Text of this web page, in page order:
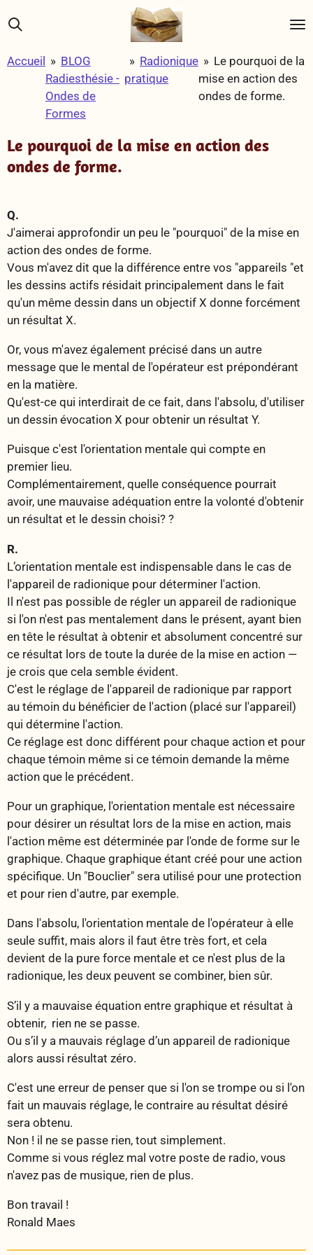
Passer
au
principal
Accueil » BLOG
Radiesthésie -
Ondes de
Formes
» Radionique
pratique
» Le pourquoi de la
mise en action des
ondes de forme.
Le pourquoi de la mise en action des
ondes de forme.
Q.
J'aimerai approfondir un peu le "pourquoi" de la mise en
action des ondes de forme.
Vous m'avez dit que la différence entre vos "appareils "et
les dessins actifs résidait principalement dans le fait
qu'un même dessin dans un objectif X donne forcément
un résultat X.
Or, vous m'avez également précisé dans un autre
message que le mental de l'opérateur est prépondérant
en la matière.
Qu'est-ce qui interdirait de ce fait, dans l'absolu, d'utiliser
un dessin évocation X pour obtenir un résultat Y.
Puisque c'est l'orientation mentale qui compte en
premier lieu.
Complémentairement, quelle conséquence pourrait
avoir, une mauvaise adéquation entre la volonté d'obtenir
un résultat et le dessin choisi? ?
R.
L’orientation mentale est indispensable dans le cas de
l'appareil de radionique pour déterminer l'action.
Il n'est pas possible de régler un appareil de radionique
si l'on n'est pas mentalement dans le présent, ayant bien
en tête le résultat à obtenir et absolument concentré sur
ce résultat lors de toute la durée de la mise en action —
je crois que cela semble évident.
C'est le réglage de l'appareil de radionique par rapport
au témoin du bénéficier de l'action (placé sur l'appareil)
qui détermine l'action.
Ce réglage est donc différent pour chaque action et pour
chaque témoin même si ce témoin demande la même
action que le précédent.
Pour un graphique, l'orientation mentale est nécessaire
pour désirer un résultat lors de la mise en action, mais
l'action même est déterminée par l'onde de forme sur le
graphique. Chaque graphique étant créé pour une action
spécifique. Un "Bouclier" sera utilisé pour une protection
et pour rien d'autre, par exemple.
Dans l'absolu, l'orientation mentale de l'opérateur à elle
seule suffit, mais alors il faut être très fort, et cela
devient de la pure force mentale et ce n'est plus de la
radionique, les deux peuvent se combiner, bien sûr.
S’il y a mauvaise équation entre graphique et résultat à
obtenir, rien ne se passe.
Ou s’il y a mauvais réglage d’un appareil de radionique
alors aussi résultat zéro.
C'est une erreur de penser que si l'on se trompe ou si l'on
fait un mauvais réglage, le contraire au résultat désiré
sera obtenu.
Non ! il ne se passe rien, tout simplement.
Comme si vous réglez mal votre poste de radio, vous
n'avez pas de musique, rien de plus.
Bon travail !
Ronald Maes